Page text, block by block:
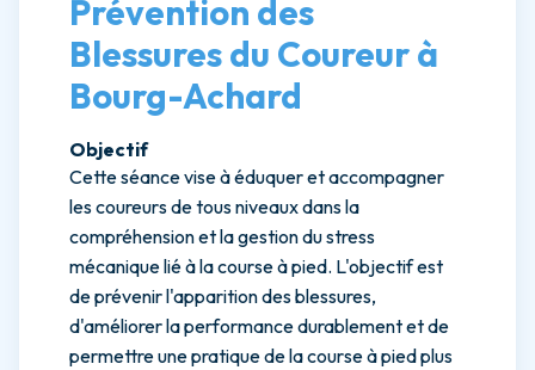
Prévention des
Blessures du Coureurà
Bourg-Achard
Objectif
Cette séance vise à éduquer et accompagner
les coureurs de tous niveaux dans la
compréhension et la gestion du stress
mécanique lié à la course à pied. L'objectif est
de prévenir l'apparition des blessures,
d'améliorer la performance durablement et de
permettre une pratique de la course à pied plus